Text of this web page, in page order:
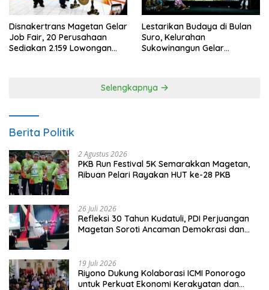
Disnakertrans Magetan Gelar
Job Fair, 20 Perusahaan
Sediakan 2.159 Lowongan
Lestarikan Budaya di Bulan
Suro, Kelurahan
Sukowinangun Gelar
Selengkapnya
Berita Politik
2 Agustus 2026
PKB Run Festival 5K Semarakkan Magetan,
Ribuan Pelari Rayakan HUT ke-28 PKB
26 Juli 2026
Refleksi 30 Tahun Kudatuli, PDI Perjuangan
Magetan Soroti Ancaman Demokrasi dan
19 Juli 2026
Riyono Dukung Kolaborasi ICMI Ponorogo
untuk Perkuat Ekonomi Kerakyatan dan